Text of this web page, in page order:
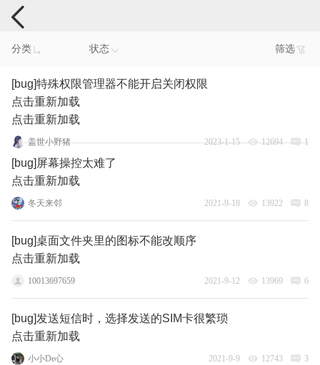
手机反馈
分类 状态 筛选
[bug]特殊权限管理器不能开启关闭权限
点击重新加载
点击重新加载
盖世小野猪 2023-1-15 12694 1
[bug]屏幕操控太难了
点击重新加载
冬天来邻 2021-9-18 13922 8
[bug]桌面文件夹里的图标不能改顺序
点击重新加载
10013697659 2021-9-12 13969 6
[bug]发送短信时，选择发送的SIM卡很繁琐
点击重新加载
小小De心 2021-9-9 12743 3